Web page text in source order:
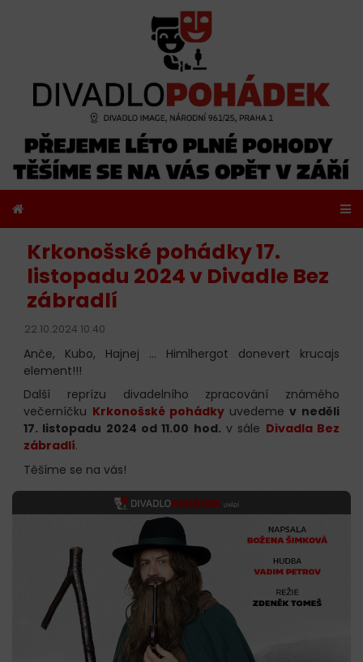
Krkonošské pohádky 17.
listopadu 2024 v Divadle Bez
zábradlí
22.10.2024 10:40
Anče, Kubo, Hajnej ... Himlhergot donevert krucajs
element!!!
Další reprízu divadelního zpracování známého
večerníčku Krkonošské pohádky uvedemev neděli
17. listopadu 2024 od 11.00 hod. v sále Divadla Bez
zábradlí.
Těšíme se na vás!